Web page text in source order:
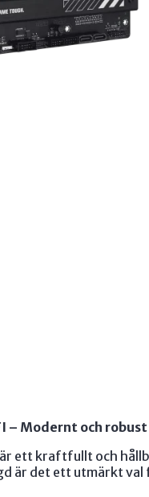
– Modernt och
är ett kraftfullt och
är det ett utmärkt